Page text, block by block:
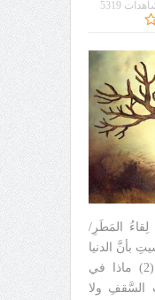
5319
أوَ ليْسَ لِقاءُ المَطَرِ/
بأنَّ الدنيا
تَعْـشَقُـنا! حينَ تكونُ شِتاءْ!! (2) ماذا في
السَّقفِ ولا